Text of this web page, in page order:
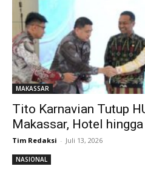
MAKASSAR
Tito Karnavian Tutup
Makassar, Hotel
Tim Redaksi - Juli 13, 2026
NASIONAL